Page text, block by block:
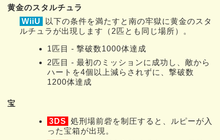
黄金のスタルチュラ
WiiU
以下の条件を満たすと南の牢獄に黄金のスタ
ルチュラが出現します（2匹とも同じ場所）。
1匹目 - 撃破数1000体達成
2匹目 - 最初のミッションに成功し、敵から
ハートを4個以上減らされずに、撃破数
1200体達成
宝
3DS
処刑場前砦を制圧すると、ルピーが入
った宝箱が出現。